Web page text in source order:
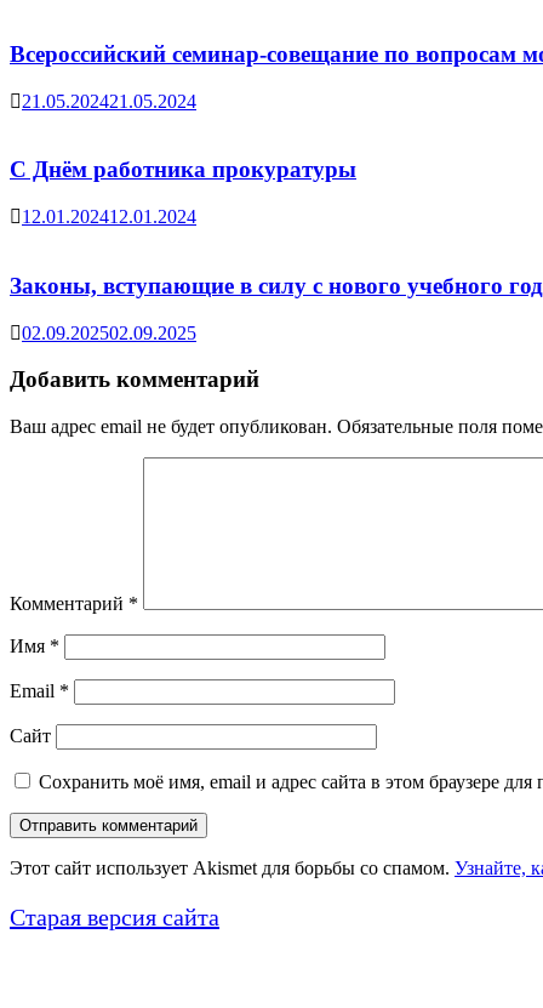
Всероссийский семинар-совещание по
21.05.202421.05.2024
С Днём работника прокуратуры
12.01.202412.01.2024
Законы, вступающие в силу с нового учебного
02.09.202502.09.2025
Добавить комментарий
Ваш адрес email не будет опубликован. Обязательные поля
Комментарий *
Имя *
Email *
Сайт
Сохранить моё имя, email и адрес сайта в этом браузере
Этот сайт использует Akismet для борьбы со спамом. Узнайте,
Старая версия сайта